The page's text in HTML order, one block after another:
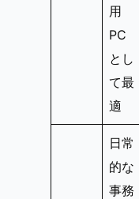
用
PC
とし
て最
適
日常
的な
事務